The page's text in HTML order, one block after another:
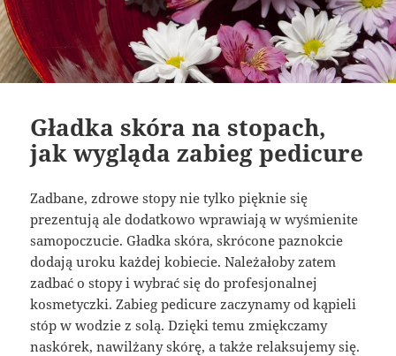
Gładka skóra na stopach,
jak wygląda zabieg pedicure
Zadbane, zdrowe stopy nie tylko pięknie się
prezentują ale dodatkowo wprawiają w wyśmienite
samopoczucie. Gładka skóra, skrócone paznokcie
dodają uroku każdej kobiecie. Należałoby zatem
zadbać o stopy i wybrać się do profesjonalnej
kosmetyczki. Zabieg pedicure zaczynamy od kąpieli
stóp w wodzie z solą. Dzięki temu zmiękczamy
naskórek, nawilżany skórę, a także relaksujemy się.